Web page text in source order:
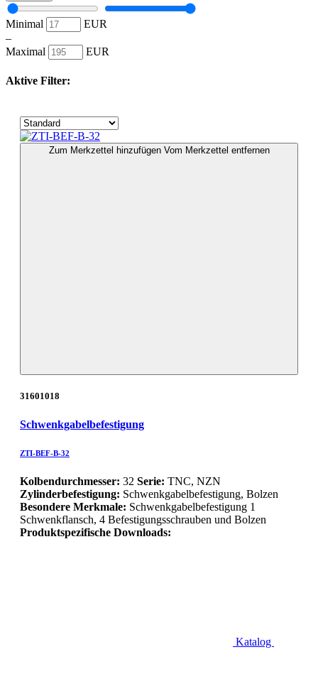
Minimal
EUR
–
Maximal
EUR
Aktive Filter:
Zum Merkzettel hinzufügen Vom Merkzettel entfernen
31601018
Schwenkgabelbefestigung
ZTI-BEF-B-32
Kolbendurchmesser: 32 Serie: TNC, NZN
Zylinderbefestigung: Schwenkgabelbefestigung, Bolzen
Besondere Merkmale: Schwenkgabelbefestigung 1
Schwenkflansch, 4 Befestigungsschrauben und Bolzen
Produktspezifische Downloads:
Katalog